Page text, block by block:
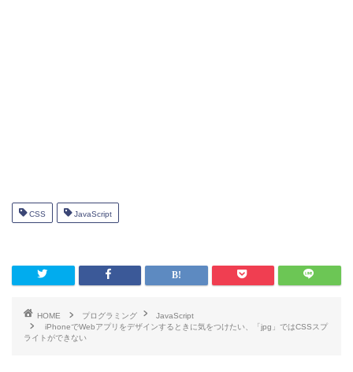
CSS JavaScript
HOME プログラミング
JavaScript
iPhoneでWebアプリをデザインするときに気をつけたい、「jpg」ではCSSスプ
ライトができない